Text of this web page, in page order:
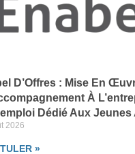
D’Offres : Mise En
À
Dédié Aux
2026
»